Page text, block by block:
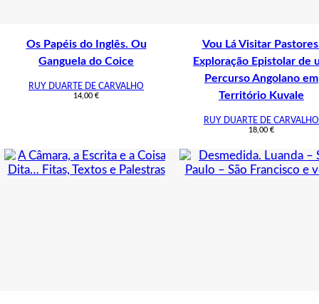
Os Papéis do Inglês. Ou
Ganguela do Coice
RUY DUARTE DE CARVALHO
14,00 €
Vou Lá Visitar
Exploração Epistolar de
Percurso Angolano em
Território Kuvale
RUY DUARTE DE CARVALHO
18,00 €